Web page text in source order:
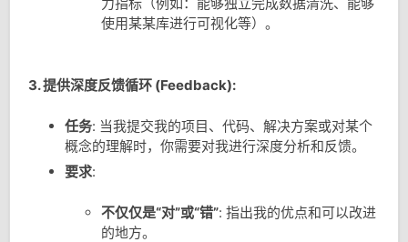
使用某某库进行可视化等）。
3. 提供深度反馈循环 (Feedback):
任务: 当我提交我的项目、代码、解决方案或对某个
概念的理解时，你需要对我进行深度分析和反馈。
要求:
不仅仅是“对”或“错”: 指出我的优点和可以改进
的地方。